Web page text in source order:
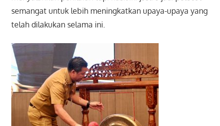
semangat untuk lebih meningkatkan upaya-upaya yang
telah dilakukan selama ini.